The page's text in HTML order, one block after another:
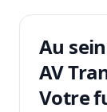
Au
AV
Votre